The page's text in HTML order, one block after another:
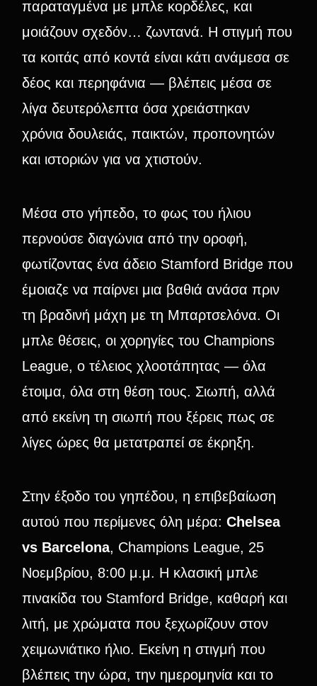
παραταγμένα με μπλε κορδέλες, και
μοιάζουν σχεδόν… ζωντανά. Η στιγμή που
τα κοιτάς από κοντά είναι κάτι ανάμεσα σε
δέος και περηφάνια — βλέπεις μέσα σε
λίγα δευτερόλεπτα όσα χρειάστηκαν
χρόνια δουλειάς, παικτών, προπονητών
και ιστοριών για να χτιστούν.
Μέσα στο γήπεδο, το φως του ήλιου
περνούσε διαγώνια από την οροφή,
φωτίζοντας ένα άδειο Stamford Bridge που
έμοιαζε να παίρνει μια βαθιά ανάσα πριν
τη βραδινή μάχη με τη Μπαρτσελόνα. Οι
μπλε θέσεις, οι χορηγίες του Champions
League, ο τέλειος χλοοτάπητας — όλα
έτοιμα, όλα στη θέση τους. Σιωπή, αλλά
από εκείνη τη σιωπή που ξέρεις πως σε
λίγες ώρες θα μετατραπεί σε έκρηξη.
Στην έξοδο του γηπέδου, η επιβεβαίωση
αυτού που περίμενες όλη μέρα: Chelsea
vs Barcelona, Champions League, 25
Νοεμβρίου, 8:00 μ.μ. Η κλασική μπλε
πινακίδα του Stamford Bridge, καθαρή και
λιτή, με χρώματα που ξεχωρίζουν στον
χειμωνιάτικο ήλιο. Εκείνη η στιγμή που
βλέπεις την ώρα, την ημερομηνία και το